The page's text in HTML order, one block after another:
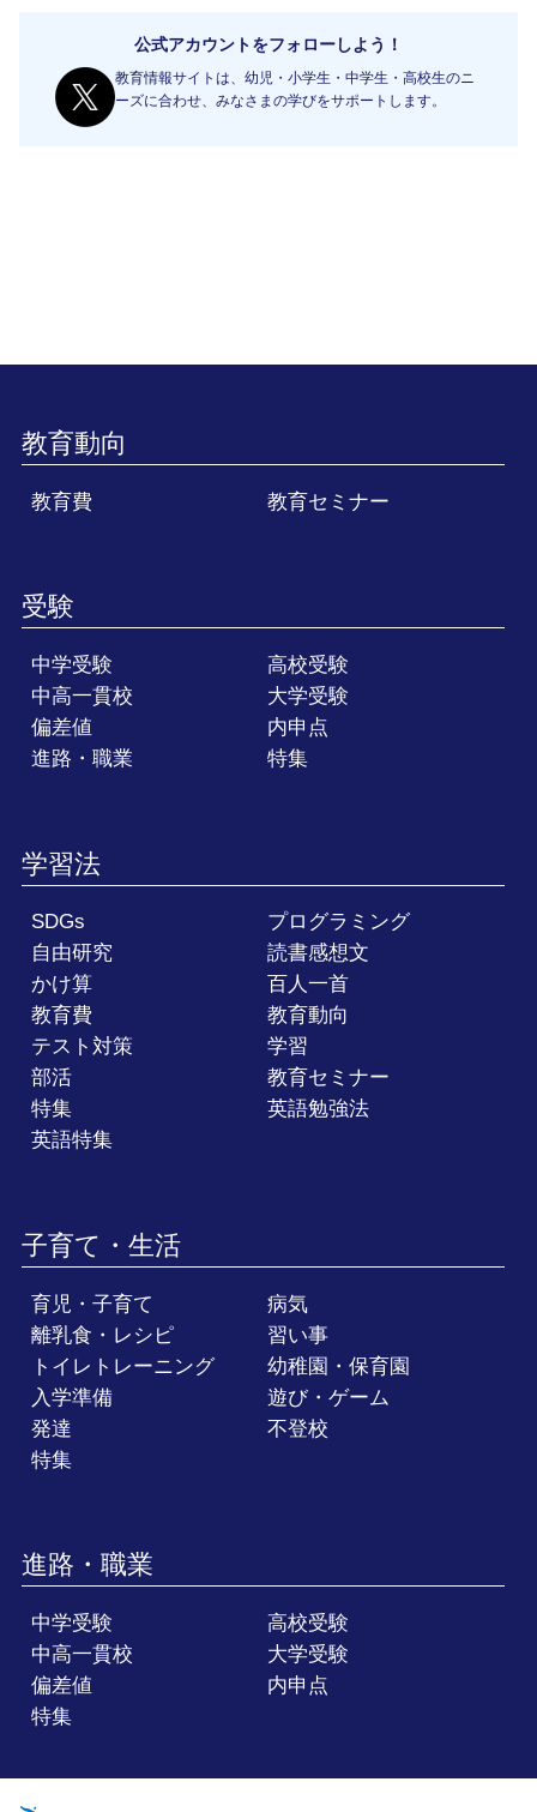
公式アカウントをフォローしよう！
教育情報サイトは、幼児・小学生・中学生・高校生のニ
ーズに合わせ、みなさまの学びをサポートします。
教育動向
教育費 教育セミナー
受験
中学受験
高校受験
中高一貫校
大学受験
偏差値
内申点
進路・職業
特集
学習法
SDGs
プログラミング
自由研究
読書感想文
かけ算
百人一首
教育費
教育動向
テスト対策
学習
部活
教育セミナー
特集
英語勉強法
英語特集
子育て・生活
育児・子育て
病気
離乳食・レシピ
習い事
トイレトレーニング
幼稚園・保育園
入学準備
遊び・ゲーム
発達
不登校
特集
進路・職業
中学受験
高校受験
中高一貫校
大学受験
偏差値
内申点
特集